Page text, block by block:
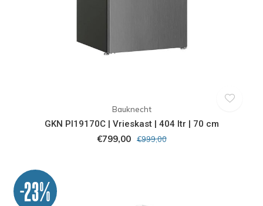
Bauknecht
GKN PI19170C | Vrieskast | 404 ltr | 70 cm
€799,00 €999,00
-23%